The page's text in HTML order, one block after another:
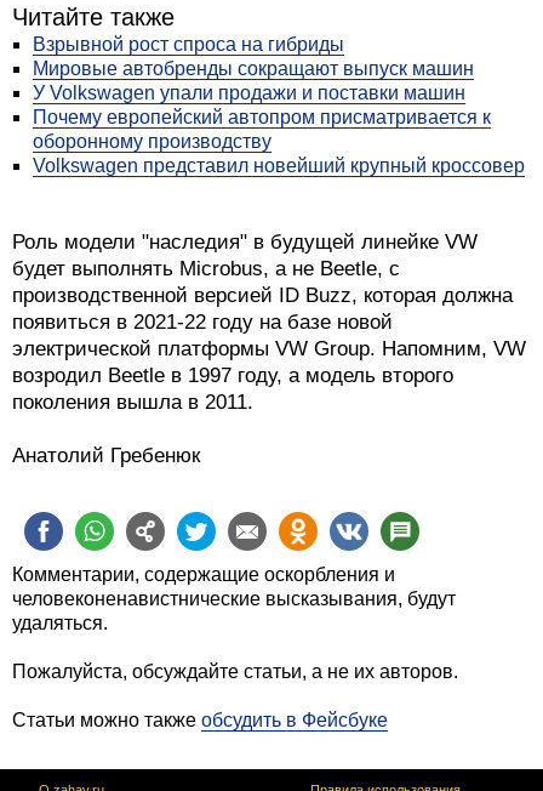
Читайте также
Взрывной рост спроса на гибриды
Мировые автобренды сокращают выпуск машин
У Volkswagen упали продажи и поставки машин
Почему европейский автопром присматривается к
оборонному производству
Volkswagen представил новейший крупный кроссовер
Роль модели "наследия" в будущей линейке VW
будет выполнять Microbus, а не Beetle, с
производственной версией ID Buzz, которая должна
появиться в 2021-22 году на базе новой
электрической платформы VW Group. Напомним, VW
возродил Beetle в 1997 году, а модель второго
поколения вышла в 2011.
Анатолий Гребенюк
Комментарии, содержащие оскорбления и
человеконенавистнические высказывания, будут
удаляться.
Пожалуйста, обсуждайте статьи, а не их авторов.
Статьи можно также обсудить в Фейсбуке